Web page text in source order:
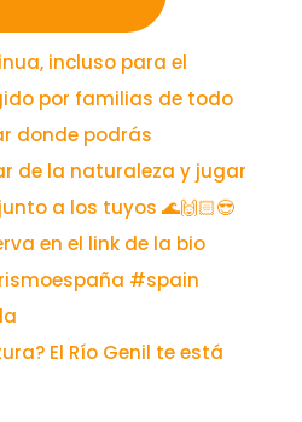
El Río Genil te está